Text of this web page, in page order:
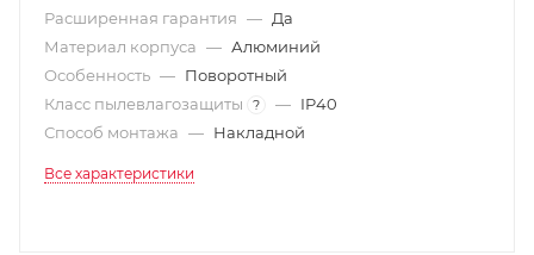
Расширенная гарантия — Да
Материал корпуса — Алюминий
Особенность — Поворотный
Класс пылевлагозащиты
? — IP40
Способ монтажа — Накладной
Все характеристики